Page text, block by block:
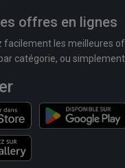
offres en lignes
facilement les meilleures
catégorie, ou